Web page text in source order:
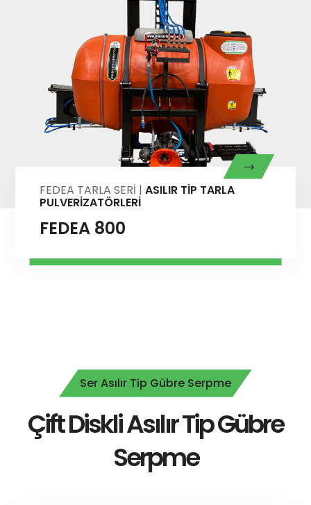
FEDEA TARLA SERİ |ASILIR TİP TARLA
PULVERİZATÖRLERİ
FEDEA 800X OTO
Ser Asılır Tip Gübre Serpme
Çift Diskli Asılır Tip Gübre
Serpme